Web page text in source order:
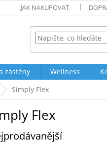
JAK NAKUPOVAT
zástěny Wellness
Simply Flex
Flex